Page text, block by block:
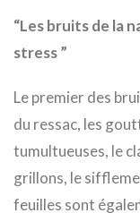
“Les bruits de la
stress ”
Le premier des
du ressac, les
tumultueuses, le
grillons, le
feuilles sont